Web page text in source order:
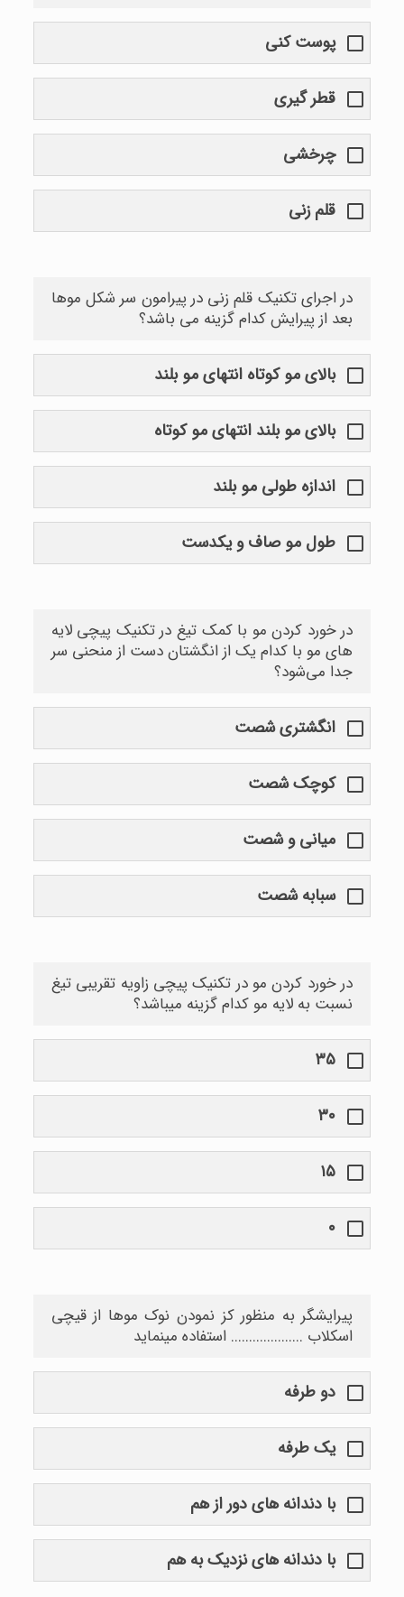
پوست کنی
قطر گیری
چرخشی
قلم زنی
در اجرای تکنیک قلم زنی در پیرامون سر شکل موها
بعد از پیرایش کدام گزینه می باشد؟
بالای مو کوتاه انتهای مو بلند
بالای مو بلند انتهای مو کوتاه
اندازه طولی مو بلند
طول مو صاف و یکدست
در خورد کردن مو با کمک تیغ در تکنیک پیچی لایه
های مو با کدام یک از انگشتان دست از منحنی سر
جدا می‌شود؟
انگشتری شصت
کوچک شصت
میانی و شصت
سبابه شصت
در خورد کردن مو در تکنیک پیچی زاویه تقریبی تیغ
نسبت به لایه مو کدام گزینه میباشد؟
۳۵
۳۰
۱۵
۰
پیرایشگر به منظور کز نمودن نوک موها از قیچی
اسکلاب .................... استفاده مینماید
دو طرفه
یک طرفه
با دندانه های دور از هم
با دندانه های نزدیک به هم